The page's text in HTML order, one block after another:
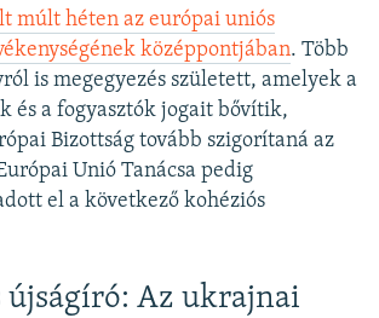
múlt héten az európai uniós
középpontjában. Több
is megegyezés született, amelyek a
és a fogyasztók jogait bővítik,
Bizottság tovább szigorítaná az
Unió Tanácsa pedig
el a következő kohéziós
újságíró: Az ukrajnai